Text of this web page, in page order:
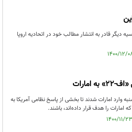
دیگر قادر به انتشار مطالب خود در اتحادیه اروپا
امارات
آمریکا روز شنبه وارد امارات شدند تا بخشی از پاسخ نظامی آمریکا به
امارات را هدف قرار داده‌اند، باشند.